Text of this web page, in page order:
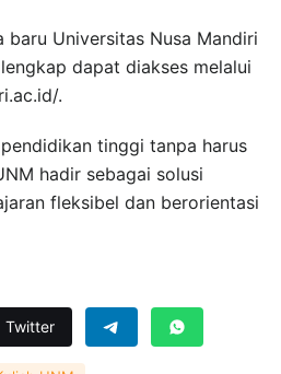
baru Universitas Nusa Mandiri
dapat diakses melalui
.
tinggi tanpa harus
hadir sebagai solusi
fleksibel dan berorientasi
Twitter